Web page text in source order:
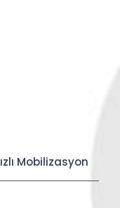
Mobilizasyon